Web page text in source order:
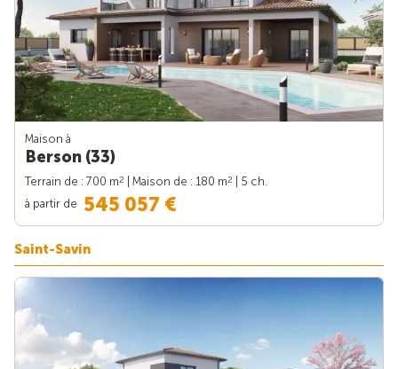
Maison à
Berson (33)
Terrain de : 700 m2 | Maison de : 180 m2
| 5 ch.
à partir de 545 057 €
Saint-Savin